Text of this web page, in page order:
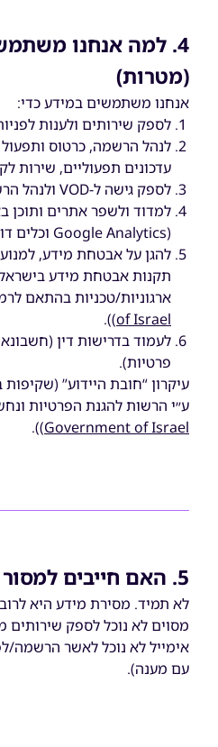
4. למה אנחנו
(מטרות)
אנחנו משתמשים במידע כדי:
לספק שירותים ולענות
לנהל הרשמה, כרטוס ותפעול
עדכונים תפעוליים, שירות
לספק גישה ל-VOD ולנהל הרשאות משתמשים.
למדוד ולשפר אתרים ותוכן
(Google Analytics וכלים דומים).
להגן על אבטחת מידע,
תקנות אבטחת מידע
ארגוניות/טכניות בהתאם
of Israel
)).
לעמוד בדרישות דין
פרטיות).
עיקרון “חובת היידוע”
ע״י הרשות להגנת הפרטיות
Government of Israel
)).
5. האם חייבים למסור מידע?
לא תמיד. מסירת מידע היא
מסוים לא נוכל לספק שירותים
עם מענה).